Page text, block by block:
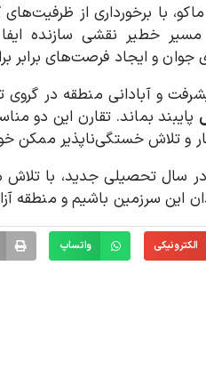
ماکو، با برخورداری از
خطیر نقشی سازنده
جوان و ایجاد فرصت‌های برابر
و آبادانی منطقه در
پایبند بماند. تقارن این دو
و تلاش خستگی‌ناپذیر ممکن
سال تحصیلی جدید، با تلاش
این سرزمین باشیم و منطقه
واتساپ